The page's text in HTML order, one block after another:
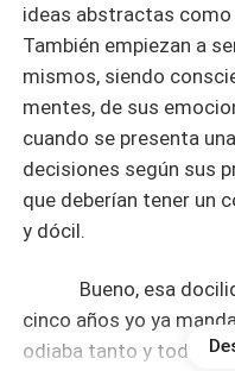
ideas abstractas como
También empiezan a
mismos, siendo
mentes, de sus
cuando se presenta
decisiones según sus
que deberían tener un
y dócil.
Bueno, esa
cinco años yo ya
odiaba tanto y todo el